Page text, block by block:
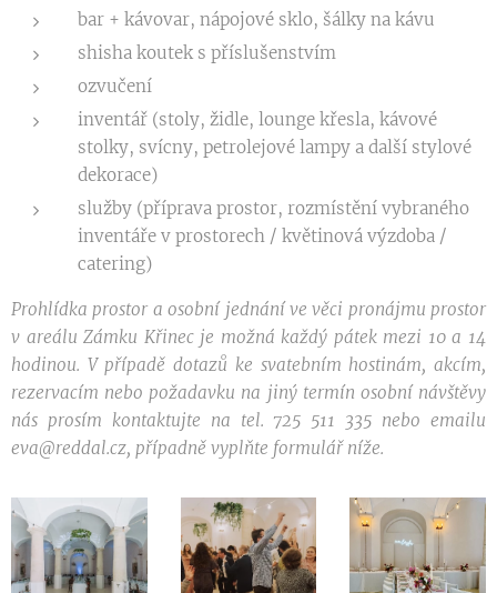
bar + kávovar, nápojové sklo, šálky na kávu
shisha koutek s příslušenstvím
ozvučení
inventář (stoly, židle, lounge křesla, kávové
stolky, svícny, petrolejové lampy a další stylové
dekorace)
služby (příprava prostor, rozmístění vybraného
inventáře v prostorech / květinová výzdoba /
catering)
Prohlídka prostor a osobní jednání ve věci pronájmu prostor
v areálu Zámku Křinec je možná každý pátek mezi 10 a 14
hodinou. V případě dotazů ke svatebním hostinám, akcím,
rezervacím nebo požadavku na jiný termín osobní návštěvy
nás prosím kontaktujte na tel. 725 511 335 nebo emailu
eva@reddal.cz, případně vyplňte formulář níže.